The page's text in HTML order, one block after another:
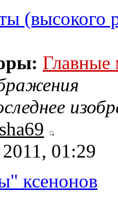
(высокого
Главные
01:29
ксенонов